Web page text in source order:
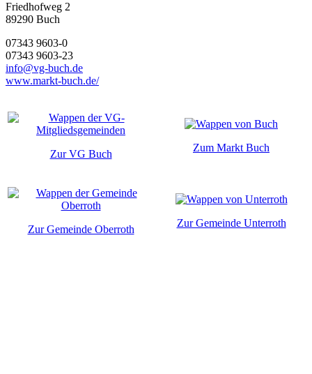
Friedhofweg 2
89290 Buch
07343 9603-0
07343 9603-23
info@vg-buch.de
www.markt-buch.de/
Zur VG Buch
Zum Markt Buch
Zur Gemeinde Oberroth
Zur Gemeinde Unterroth